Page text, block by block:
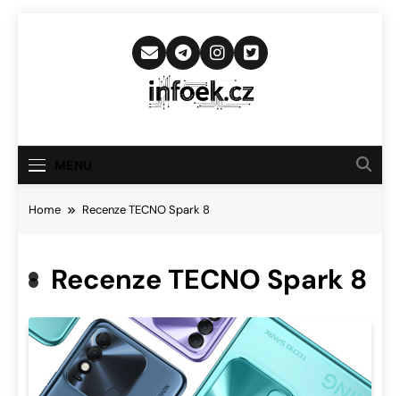
Infoek.cz
Novinkám
Home Recenze TECNO Spark 8
Recenze TECNO Spark 8